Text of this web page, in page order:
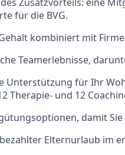
für die BVG.
kombiniert mit
Teamerlebnisse,
Unterstützung für Ihr
Therapie- und 12
damit
Elternurlaub im